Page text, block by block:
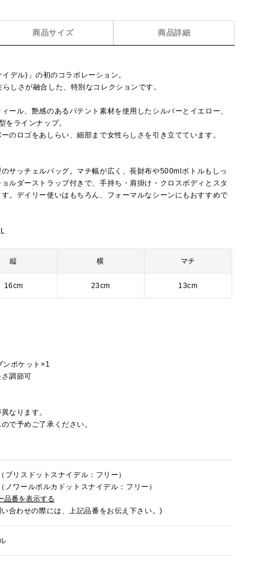
商品サイズ 商品詳細
デル)」の初のコラボレーション。
しさが融合した、特別なコレクションです。
ール、艶感のあるパテント素材を使用したシルバーとイエロー、
をラインナップ。
のロゴをあしらい、細部まで女性らしさを引き立てています。
サッチェルバッグ。マチ幅が広く、長財布や500mlボトルもしっ
ルダーストラップ付きで、手持ち・肩掛け・クロスボディとスタ
。デイリー使いはもちろん、フォーマルなシーンにもおすすめで
縦 横 マチ
16cm 23cm 13cm
ポケット×1
調節可
なります。
で予めご了承ください。
ブリスドットスナイデル：フリー）
ノワールポルカドットスナイデル：フリー）
品番を表示する
合わせの際には、上記品番をお伝え下さい。)